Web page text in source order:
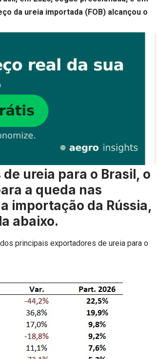
da ureia importada (FOB) alcançou o
ureia para o Brasil, o
a queda nas
importação da Rússia,
abaixo.
principais exportadores de ureia para o